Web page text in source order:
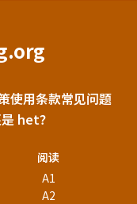
使用条款常见问题
het？
阅读
A1
A2